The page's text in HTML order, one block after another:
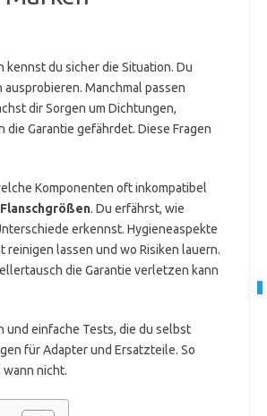
du sicher die Situation. Du
Manchmal passen
dir Sorgen um Dichtungen,
die Garantie gefährdet. Diese Fragen
Komponenten oft inkompatibel
Flanschgrößen. Du erfährst, wie
erkennst. Hygieneaspekte
lassen und wo Risiken lauern.
die Garantie verletzen kann
und einfache Tests, die du selbst
für Adapter und Ersatzteile. So
wann nicht.